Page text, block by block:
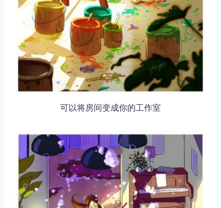
可以将房间变成你的工作室